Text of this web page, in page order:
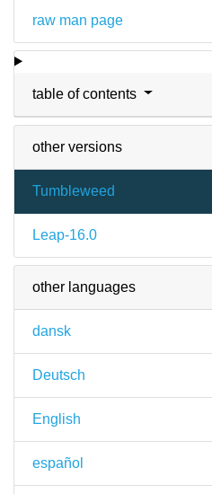
raw man page
table of contents
other versions
Tumbleweed
Leap-16.0
other languages
dansk
Deutsch
English
español